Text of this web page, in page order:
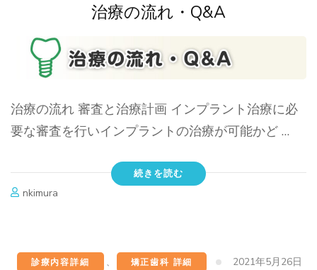
治療の流れ・Q&A
治療の流れ 審査と治療計画 インプラント治療に必
要な審査を行いインプラントの治療が可能かど …
続きを読む
nkimura
診療内容詳細 、 矯正歯科 詳細 2021年5月26日